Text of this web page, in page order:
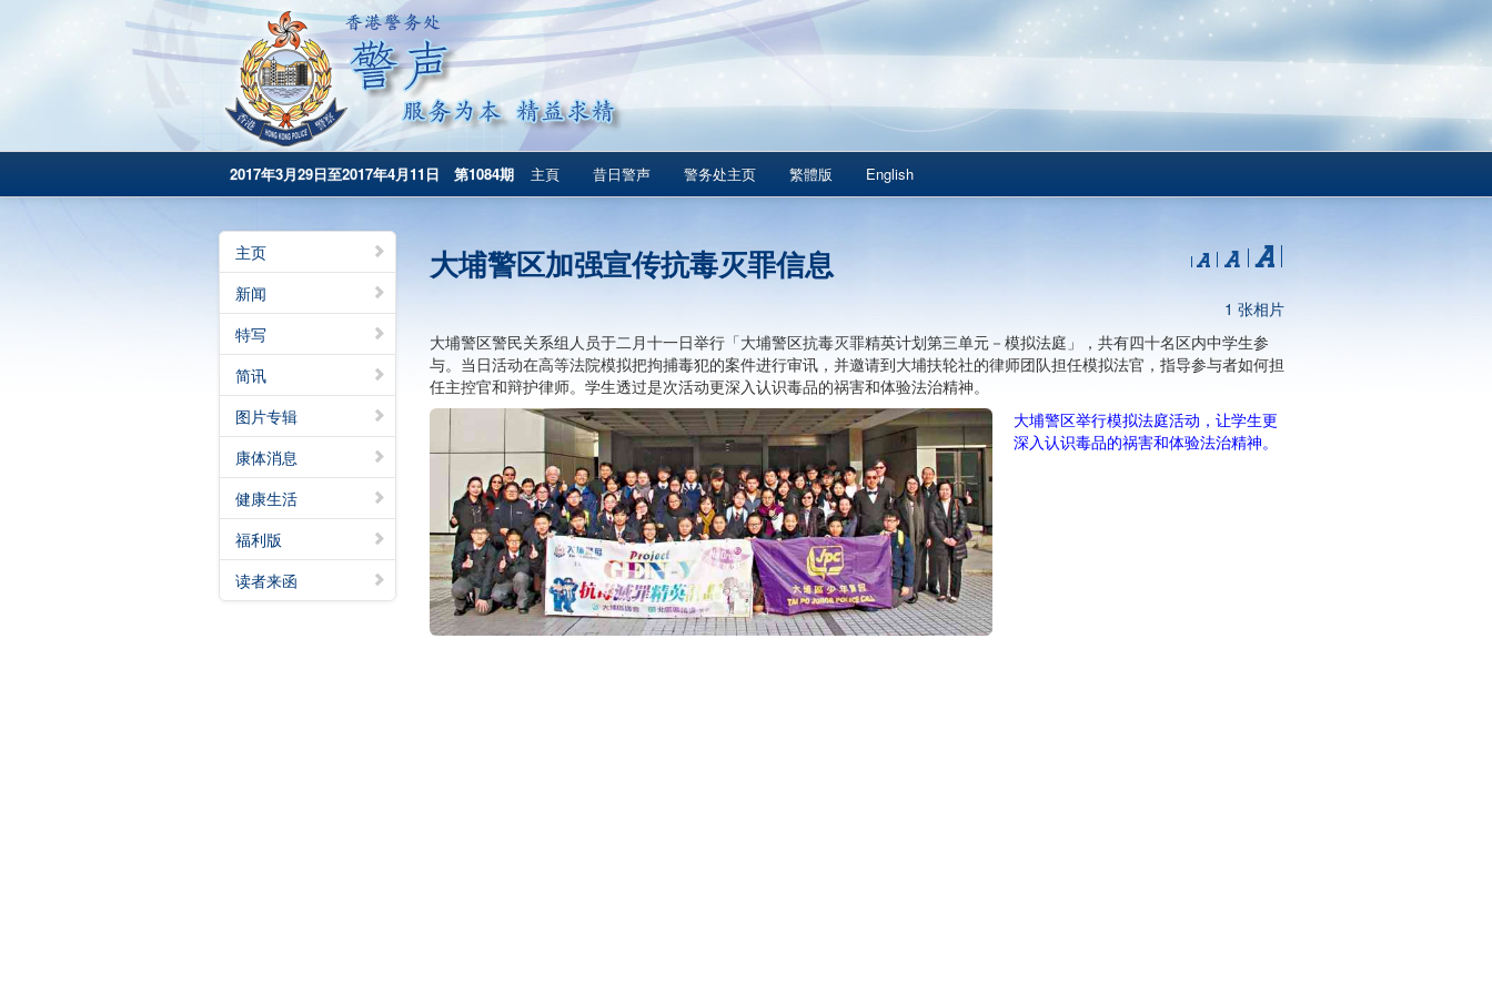
2017年3月29日至2017年4月11日 第1084期 主頁 昔日警声 警务处主页 繁體版 English
主页
新闻
特写
简讯
图片专辑
康体消息
健康生活
福利版
读者来函
大埔警区加强宣传抗毒灭罪信息
1 张相片
大埔警区警民关系组人员于二月十一日举行「大埔警区抗毒灭罪精英计划第三单元－模拟法庭」，共有四十名区内中学生参
与。当日活动在高等法院模拟把拘捕毒犯的案件进行审讯，并邀请到大埔扶轮社的律师团队担任模拟法官，指导参与者如何担
任主控官和辩护律师。学生透过是次活动更深入认识毒品的祸害和体验法治精神。
大埔警区举行模拟法庭活动，让学生更
深入认识毒品的祸害和体验法治精神。